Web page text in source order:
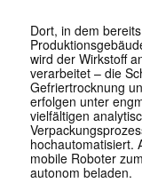
Dort, in dem
wird der Wirkstoff
verarbeitet – die
Gefriertrocknung
erfolgen unter
vielfältigen
hochautomatisiert.
mobile Roboter
autonom beladen.